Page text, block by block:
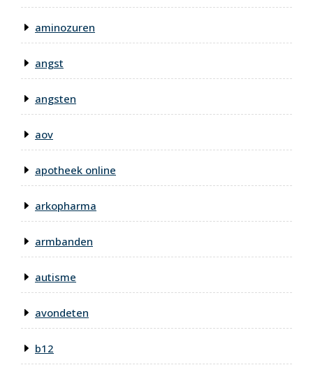
aminozuren
angst
angsten
aov
apotheek online
arkopharma
armbanden
autisme
avondeten
b12